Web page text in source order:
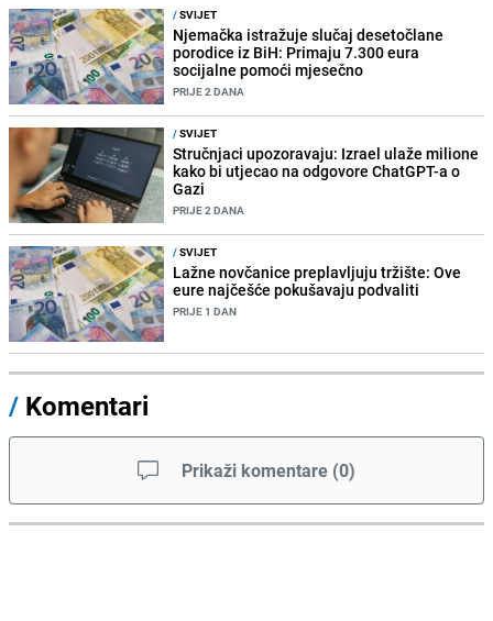
/SVIJET
Njemačka istražuje slučaj desetočlane
porodice iz BiH: Primaju 7.300 eura
socijalne pomoći mjesečno
PRIJE 2 DANA
/SVIJET
Stručnjaci upozoravaju: Izrael ulaže milione
kako bi utjecao na odgovore ChatGPT-a o
Gazi
PRIJE 2 DANA
/SVIJET
Lažne novčanice preplavljuju tržište: Ove
eure najčešće pokušavaju podvaliti
PRIJE 1 DAN
/ Komentari
Prikaži komentare (0)